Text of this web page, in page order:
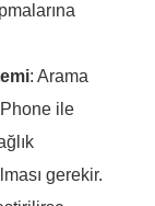
: Arama
ile
gerekir.